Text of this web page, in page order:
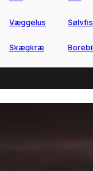
Væggelus
Skægkræ
i Holbøl